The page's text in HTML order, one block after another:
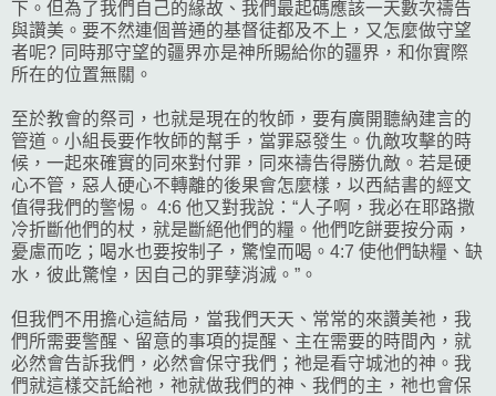
下。但為了我們自己的緣故、我們最起碼應該一天數次禱告
與讚美。要不然連個普通的基督徒都及不上，又怎麼做守望
者呢? 同時那守望的疆界亦是神所賜給你的疆界，和你實際
所在的位置無關。
至於教會的祭司，也就是現在的牧師，要有廣開聽納建言的
管道。小組長要作牧師的幫手，當罪惡發生。仇敵攻擊的時
候，一起來確實的同來對付罪，同來禱告得勝仇敵。若是硬
心不管，惡人硬心不轉離的後果會怎麼樣，以西結書的經文
值得我們的警惕。 4:6 他又對我說：“人子啊，我必在耶路撒
冷折斷他們的杖，就是斷絕他們的糧。他們吃餅要按分兩，
憂慮而吃；喝水也要按制子，驚惶而喝。4:7 使他們缺糧、缺
水，彼此驚惶，因自己的罪孽消滅。”。
但我們不用擔心這結局，當我們天天、常常的來讚美祂，我
們所需要警醒、留意的事項的提醒、主在需要的時間內，就
必然會告訴我們，必然會保守我們；祂是看守城池的神。我
們就這樣交託給祂，祂就做我們的神、我們的主，祂也會保